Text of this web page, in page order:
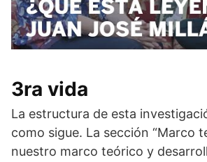
3ra vida
La estructura de esta
como sigue. La sección “Marco
nuestro marco teórico y